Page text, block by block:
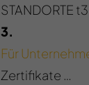
STANDORTE
3.
Für
Zertifikate …